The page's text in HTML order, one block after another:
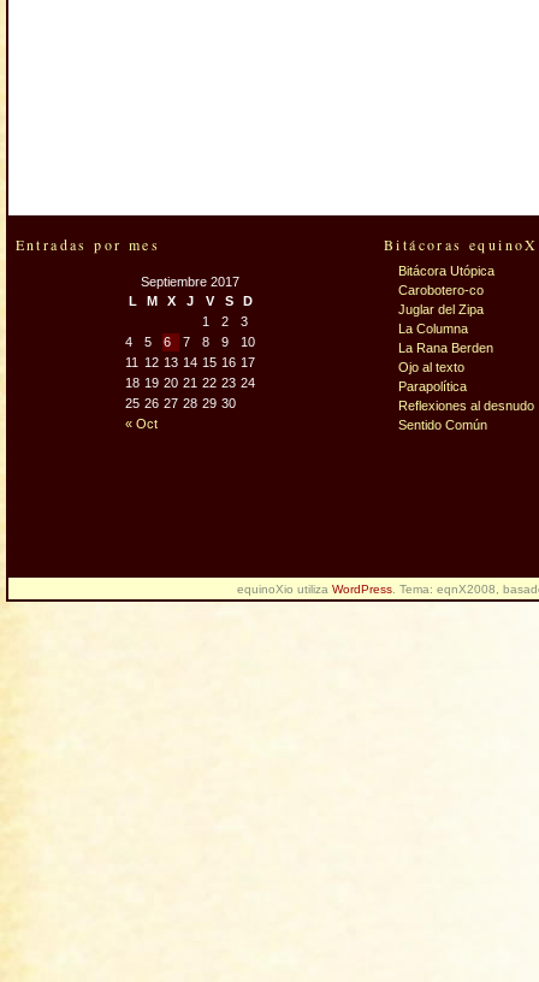
Entradas por mes
Septiembre 2017
L
M X J V S D
« Oct
1 2
3
4
5 6 7 8 9
10
11
12 13 14 15 16 17
18 19 20 21 22 23 24
25 26 27 28 29 30
Bitácoras
Bitácora Utópica
Carobotero-co
Juglar del Zipa
La Columna
La Rana Berden
Ojo al texto
Parapolítica
Reflexiones al desnudo
Sentido Común
equinoXio utiliza WordPress . Tema: eqnX2008,